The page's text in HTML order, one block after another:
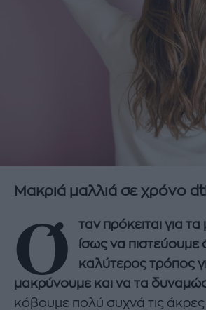
Μακριά μαλλιά σε χρόνο
Ό
ταν πρόκειται για
ίσως να πιστεύουμε
καλύτερος τρόπος
μακρύνουμε και να τα
κόβουμε πολύ συχνά τις άκρες